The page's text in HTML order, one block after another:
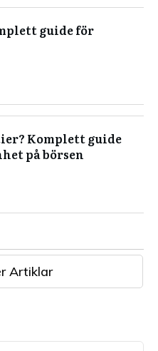
guide för
Komplett guide
på börsen
Artiklar